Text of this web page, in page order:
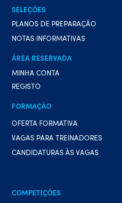
SELEÇÕES
PLANOS DE PREPARAÇÃO
NOTAS INFORMATIVAS
ÁREA RESERVADA
MINHA CONTA
REGISTO
FORMAÇÃO
OFERTA FORMATIVA
VAGAS PARA TREINADORES
CANDIDATURAS ÀS VAGAS
COMPETIÇÕES